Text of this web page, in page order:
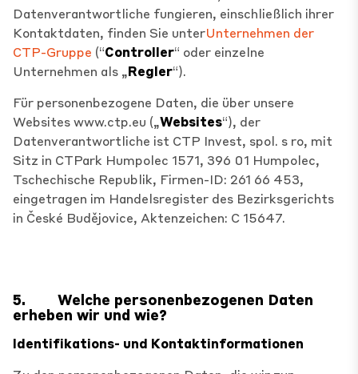
Datenverantwortliche fungieren, einschließlich ihrer
Kontaktdaten, finden Sie unterUnternehmen der
CTP-Gruppe (“Controller“ oder einzelne
Unternehmen als „Regler“).
Für personenbezogene Daten, die über unsere
Websites www.ctp.eu („Websites“), der
Datenverantwortliche ist CTP Invest, spol. s ro, mit
Sitz in CTPark Humpolec 1571, 396 01 Humpolec,
Tschechische Republik, Firmen-ID: 261 66 453,
eingetragen im Handelsregister des Bezirksgerichts
in České Budějovice, Aktenzeichen: C 15647.
5. Welche personenbezogenen Daten
erheben wir und wie?
Identifikations- und Kontaktinformationen